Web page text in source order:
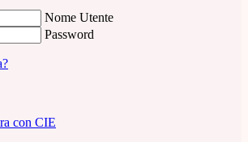
Nome Utente
Password
con CIE